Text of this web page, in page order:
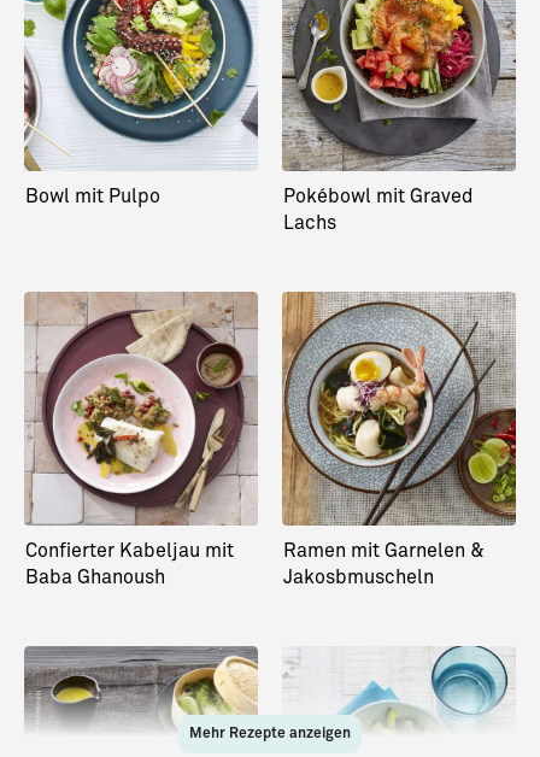
Bowl mit Pulpo
Pokébowl mit Graved
Lachs
Confierter Kabeljau mit
Baba Ghanoush
Ramen mit Garnelen &
Jakosbmuscheln
Mehr Rezepte anzeigen